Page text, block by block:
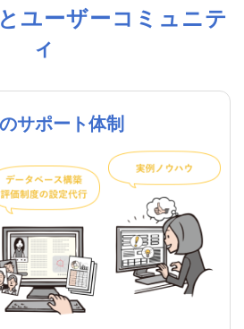
ユーザーコミュニテ
ィ
サポート体制